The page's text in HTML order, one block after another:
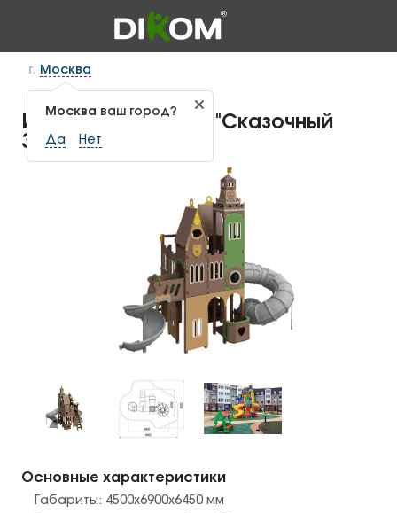
г. Москва
Москва ваш город?
Да Нет
Игровой комплекс "Сказочный
Замок" ИКС-1.86
Основные характеристики
Габариты: 4500х6900х6450 мм